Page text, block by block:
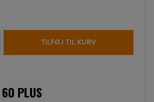
TILFØJ TIL KURV
PLUS